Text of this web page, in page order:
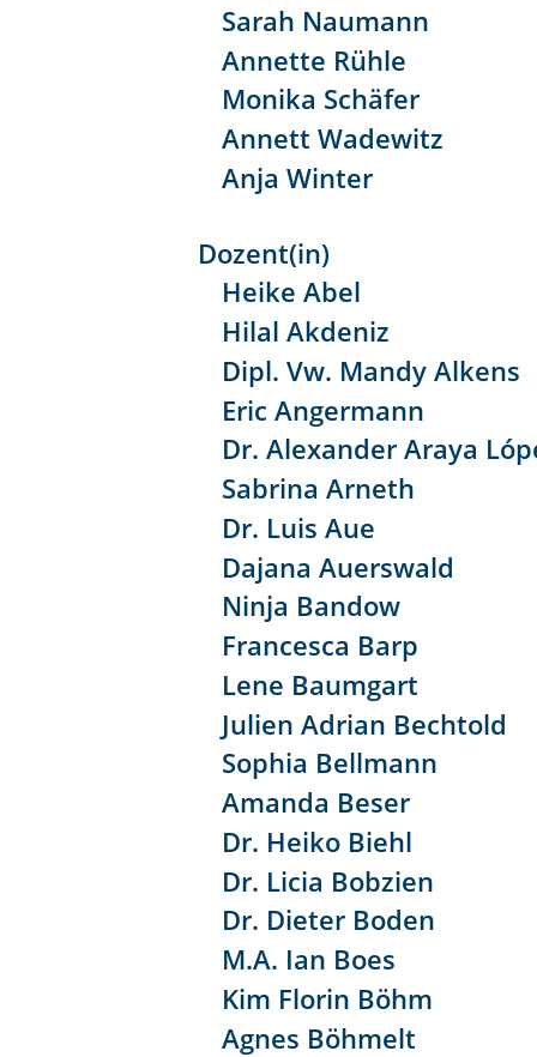
Sarah Naumann
Annette Rühle
Monika Schäfer
Annett Wadewitz
Anja Winter
Dozent(in)
Heike Abel
Hilal Akdeniz
Dipl. Vw. Mandy Alkens
Eric Angermann
Dr. Alexander Araya
Sabrina Arneth
Dr. Luis Aue
Dajana Auerswald
Ninja Bandow
Francesca Barp
Lene Baumgart
Julien Adrian Bechtold
Sophia Bellmann
Amanda Beser
Dr. Heiko Biehl
Dr. Licia Bobzien
Dr. Dieter Boden
M.A. Ian Boes
Kim Florin Böhm
Agnes Böhmelt